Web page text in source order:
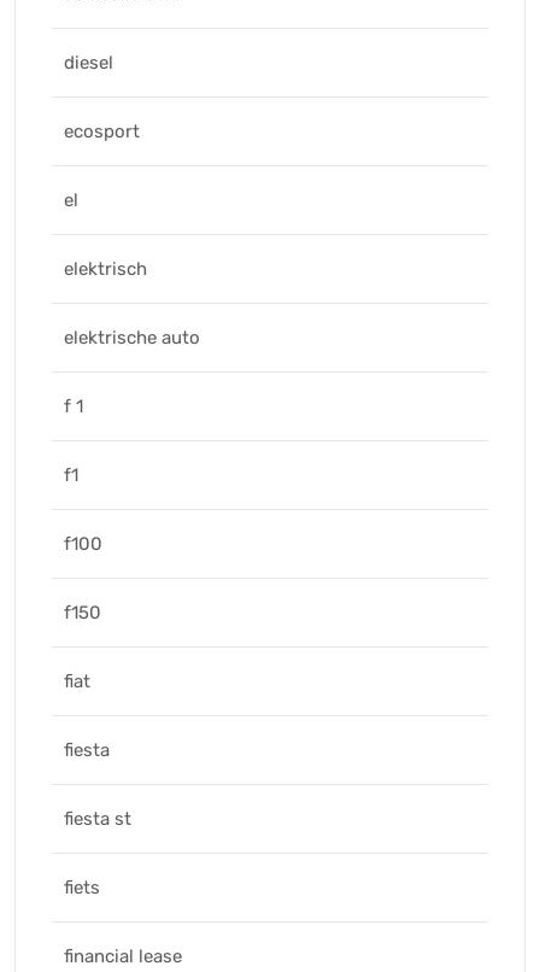
diesel
ecosport
el
elektrisch
elektrische auto
f 1
f1
f100
f150
fiat
fiesta
fiesta st
fiets
financial lease